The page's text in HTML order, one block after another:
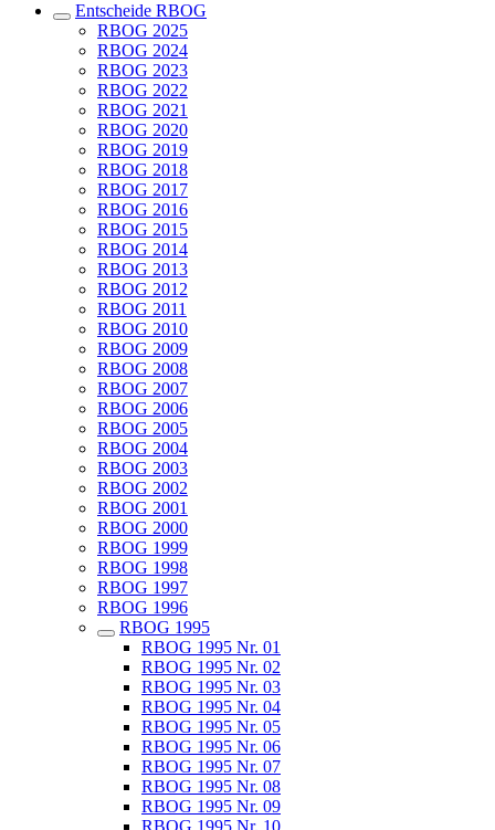
Entscheide RBOG
RBOG 2025
RBOG 2024
RBOG 2023
RBOG 2022
RBOG 2021
RBOG 2020
RBOG 2019
RBOG 2018
RBOG 2017
RBOG 2016
RBOG 2015
RBOG 2014
RBOG 2013
RBOG 2012
RBOG 2011
RBOG 2010
RBOG 2009
RBOG 2008
RBOG 2007
RBOG 2006
RBOG 2005
RBOG 2004
RBOG 2003
RBOG 2002
RBOG 2001
RBOG 2000
RBOG 1999
RBOG 1998
RBOG 1997
RBOG 1996
RBOG 1995
RBOG 1995 Nr. 01
RBOG 1995 Nr. 02
RBOG 1995 Nr. 03
RBOG 1995 Nr. 04
RBOG 1995 Nr. 05
RBOG 1995 Nr. 06
RBOG 1995 Nr. 07
RBOG 1995 Nr. 08
RBOG 1995 Nr. 09
RBOG 1995 Nr. 10